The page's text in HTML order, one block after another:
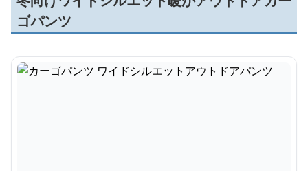
ゴパンツ